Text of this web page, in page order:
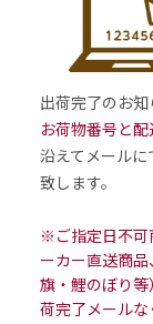
出荷完了のお知
お荷物番号と配
沿えてメールに
致します。
※ご指定日不可
ーカー直送商
旗・鯉のぼり等
荷完了メール